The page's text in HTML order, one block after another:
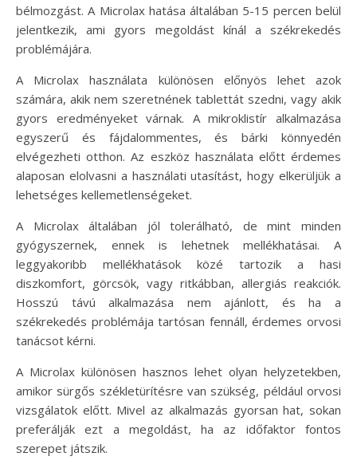
bélmozgást. A Microlax hatása általában 5-15 percen belül
jelentkezik, ami gyors megoldást kínál a székrekedés
problémájára.
A Microlax használata különösen előnyös lehet azok
számára, akik nem szeretnének tablettát szedni, vagy akik
gyors eredményeket várnak. A mikroklistír alkalmazása
egyszerű és fájdalommentes, és bárki könnyedén
elvégezheti otthon. Az eszköz használata előtt érdemes
alaposan elolvasni a használati utasítást, hogy elkerüljük a
lehetséges kellemetlenségeket.
A Microlax általában jól tolerálható, de mint minden
gyógyszernek, ennek is lehetnek mellékhatásai. A
leggyakoribb mellékhatások közé tartozik a hasi
diszkomfort, görcsök, vagy ritkábban, allergiás reakciók.
Hosszú távú alkalmazása nem ajánlott, és ha a
székrekedés problémája tartósan fennáll, érdemes orvosi
tanácsot kérni.
A Microlax különösen hasznos lehet olyan helyzetekben,
amikor sürgős székletürítésre van szükség, például orvosi
vizsgálatok előtt. Mivel az alkalmazás gyorsan hat, sokan
preferálják ezt a megoldást, ha az időfaktor fontos
szerepet játszik.